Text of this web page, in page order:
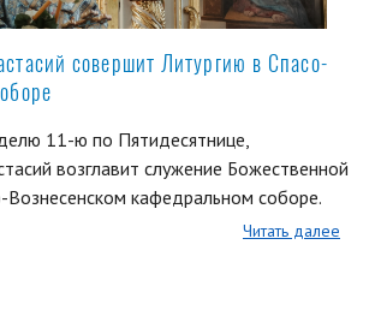
совершит Литургию в Спасо-
11-ю по Пятидесятнице,
возглавит служение Божественной
Вознесенском кафедральном соборе.
Читать далее